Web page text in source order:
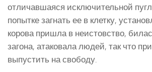
отличавшаяся исключительной
попытке загнать ее в клетку,
корова пришла в неистовство,
загона, атаковала людей, так что
выпустить на свободу.